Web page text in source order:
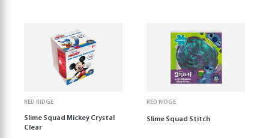
RED RIDGE
Slime Squad Mickey Crystal
Clear
RED RIDGE
Slime Squad Stitch